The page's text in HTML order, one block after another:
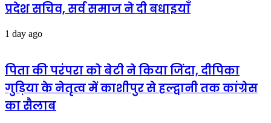
प्रदेश सचिव, सर्व समाज ने दी बधाइयाँ
1 day ago
पिता की परंपरा को बेटी ने किया जिंदा, दीपिका
गुड़िया के नेतृत्व में काशीपुर से हल्द्वानी तक कांग्रेस
का सैलाब